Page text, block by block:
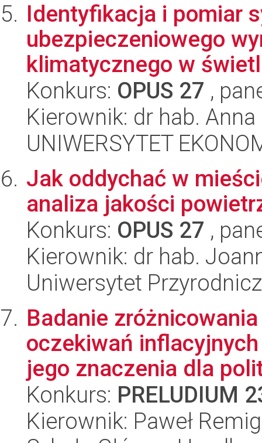
Identyfikacja i pomiar
ubezpieczeniowego
klimatycznego w
Konkurs: OPUS 27 ,
Kierownik: dr hab.
UNIWERSYTET
Jak oddychać w
analiza jakości
Konkurs: OPUS 27 ,
Kierownik: dr hab.
Uniwersytet
Badanie
oczekiwań
jego znaczenia dla
Konkurs: PRELUDIUM
Kierownik: Paweł